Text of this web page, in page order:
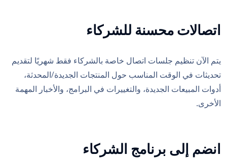
اتصالات محسنة للشركاء
يتم الآن تنظيم جلسات اتصال خاصة بالشركاء فقط شهريًا لتقديم
تحديثات في الوقت المناسب حول المنتجات الجديدة/المحدثة،
أدوات المبيعات الجديدة، والتغييرات في البرامج، والأخبار المهمة
الأخرى.
انضم إلى برنامج الشركاء